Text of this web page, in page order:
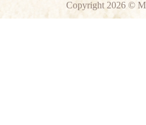
Copyright 2026 ©